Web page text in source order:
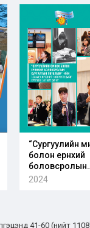
зайн үнэлгээ
“Сургуулийн
болон ерөнхий
боловсролын
сургалтын
суурийн
2024
41-60 (нийт